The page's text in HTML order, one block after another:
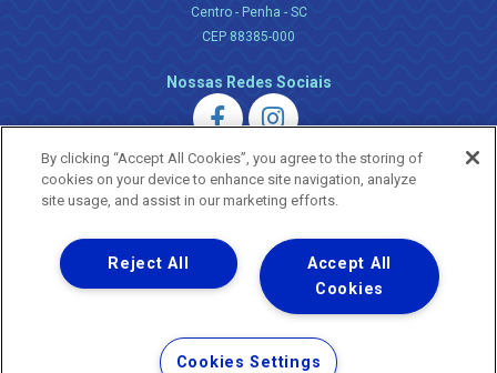
Centro - Penha - SC
CEP 88385-000
Nossas Redes Sociais
Uma empresa
Copyright ® 2026 - Todos os Direitos Reservados.
Nossa natureza movimenta a vida
Política de Privacidade e Proteção de Dados
By clicking “Accept All Cookies”, you agree to the storing of
cookies on your device to enhance site navigation, analyze
site usage, and assist in our marketing efforts.
Accept All
Cookies
Reject All
Cookies Settings